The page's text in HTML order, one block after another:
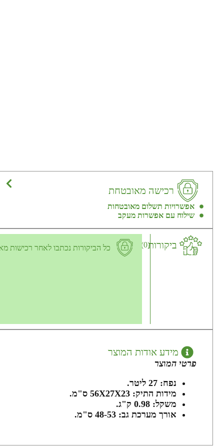
רכישה מאובטחת
אפשרויות תשלום מאובטחות
שילוח עם אפשרות מעקב
ביקורות(0) כל הביקורות נכתבו לאחר רכישות
מידע אודות המוצר
פרטי המוצר
נפח: 27 ליטר.
מידות התיק: 56X27X23 ס"מ.
משקל: 0.98 ק"ג.
אורך מערכת גב: 48-53 ס"מ.